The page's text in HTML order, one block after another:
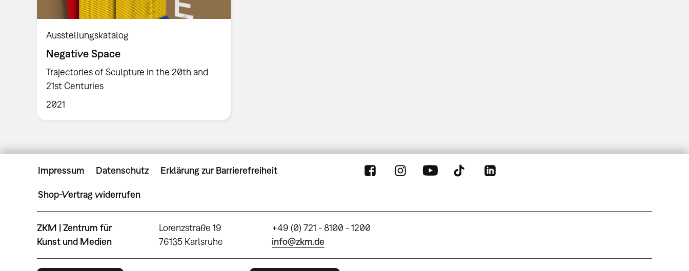
Ausstellungskatalog
Negative Space
Trajectories of Sculpture in the 20th and
21st Centuries
2021
Impressum Datenschutz Erklärung zur Barrierefreiheit
Shop-Vertrag widerrufen
ZKM | Zentrum für
Kunst und Medien
Lorenzstraße 19
76135 Karlsruhe
+49 (0) 721 - 8100 - 1200
info@zkm.de